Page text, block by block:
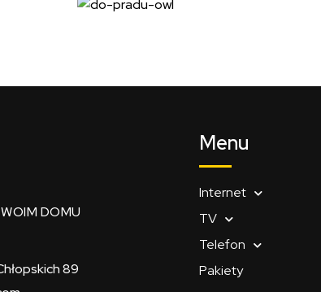
DOMU
89
Menu
Internet
TV
Telefon
Pakiety